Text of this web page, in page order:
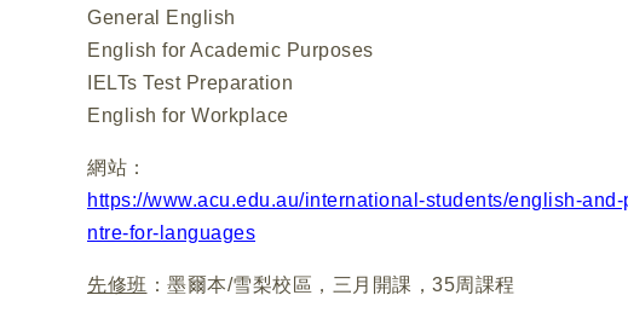
General English
English for Academic Purposes
IELTs Test Preparation
English for Workplace
網站：
https://www.acu.edu.au/international-students/english-
ntre-for-languages
先修班 ：墨爾本/雪梨校區，三月開課，35周課程